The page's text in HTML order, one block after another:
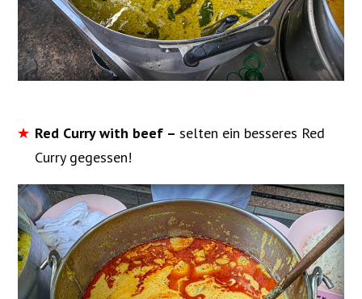
Red Curry with beef – selten ein besseres Red
Curry gegessen!